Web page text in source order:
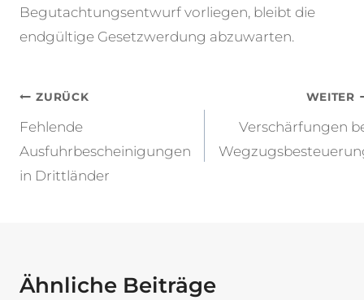
Begutachtungsentwurf vorliegen, bleibt die
endgültige Gesetzwerdung abzuwarten.
Beitragsnavigation
ZURÜCK
Fehlende
Ausfuhrbescheinigungen
in Drittländer
WEITER
Verschärfungen
Ähnliche Beiträge